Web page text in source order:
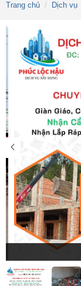
Trang chủ Dịch vụ